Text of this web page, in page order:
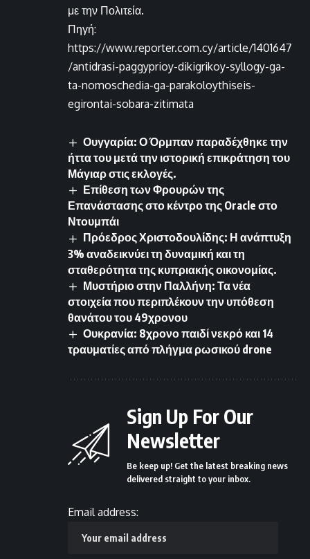
με την Πολιτεία.
Πηγή:
https://www.reporter.com.cy/article/1401647
/antidrasi-paggyprioy-dikigrikoy-syllogy-ga-
ta-nomoschedia-ga-parakoloythiseis-
egirontai-sobara-zitimata
Ουγγαρία: Ο Όρμπαν παραδέχθηκε την
ήττα του μετά την ιστορική επικράτηση του
Μάγιαρ στις εκλογές.
Επίθεση των Φρουρών της
Επανάστασης στο κέντρο της Oracle στο
Ντουμπάι
Πρόεδρος Χριστοδουλίδης: Η ανάπτυξη
3% αναδεικνύει τη δυναμική και τη
σταθερότητα της κυπριακής οικονομίας.
Μυστήριο στην Παλλήνη: Τα νέα
στοιχεία που περιπλέκουν την υπόθεση
θανάτου του 49χρονου
Ουκρανία: 8χρονο παιδί νεκρό και 14
τραυματίες από πλήγμα ρωσικού drone
Sign Up For Our
Newsletter
Be keep up! Get the latest breaking news
delivered straight to your inbox.
Email address: